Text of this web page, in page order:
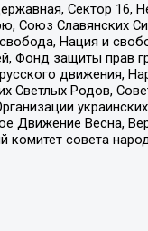
Сектор 16,
Союз Славянских
Нация и
Фонд защиты прав
движения,
Светлых Родов,
Движение Весна,
комитет совета